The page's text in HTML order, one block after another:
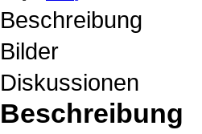
Beschreibung
Bilder
Diskussionen
Beschreibung